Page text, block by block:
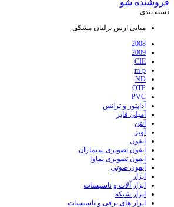
فروشنده شو
دسته بندی
میانی ارس برلیان مشکی
2008
2009
CIE
m-p
ND
OTP
PVC
آداپتور و ترانس
آمپلی فایر
آنتن
آویز
آیفون
آیفون تصویری سیماران
آیفون تصویری نماوا
آیفون صوتی
ابزار
ابزار آلات و تاسیسات
ابزار شبکه
ابزار های برقی و تاسیسات